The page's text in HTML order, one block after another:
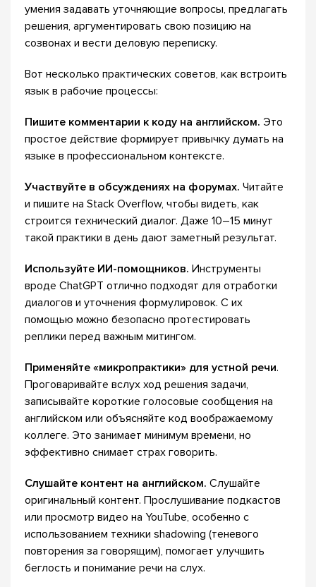
умения задавать уточняющие вопросы, предлагать
решения, аргументировать свою позицию на
созвонах и вести деловую переписку.
Вот несколько практических советов, как встроить
язык в рабочие процессы:
Пишите комментарии к коду на английском. Это
простое действие формирует привычку думать на
языке в профессиональном контексте.
Участвуйте в обсуждениях на форумах. Читайте
и пишите на Stack Overflow, чтобы видеть, как
строится технический диалог. Даже 10–15 минут
такой практики в день дают заметный результат.
Используйте ИИ-помощников. Инструменты
вроде ChatGPT отлично подходят для отработки
диалогов и уточнения формулировок. С их
помощью можно безопасно протестировать
реплики перед важным митингом.
Применяйте «микропрактики» для устной речи.
Проговаривайте вслух ход решения задачи,
записывайте короткие голосовые сообщения на
английском или объясняйте код воображаемому
коллеге. Это занимает минимум времени, но
эффективно снимает страх говорить.
Слушайте контент на английском. Слушайте
оригинальный контент. Прослушивание подкастов
или просмотр видео на YouTube, особенно с
использованием техники shadowing (теневого
повторения за говорящим), помогает улучшить
беглость и понимание речи на слух.